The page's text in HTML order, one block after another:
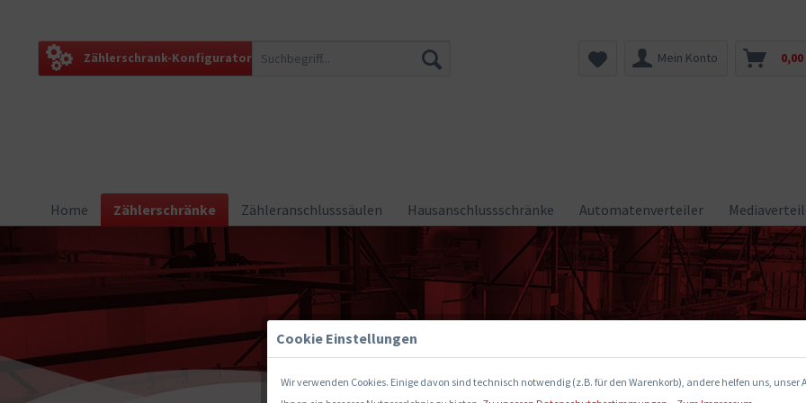
Zählerschrank-Konfigurator Mein Konto
Home Zählerschränke Zähleranschlusssäulen Hausanschlussschränke Automatenverteiler
Cookie Einstellungen
Wir verwenden Cookies. Einige davon sind technisch notwendig (z.B. für den Warenkorb), andere helfen uns, unser